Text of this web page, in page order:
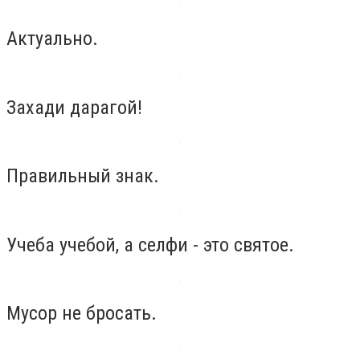
Актуально.
Захади дарагой!
Правильный знак.
Учеба учебой, а селфи - это святое.
Мусор не бросать.